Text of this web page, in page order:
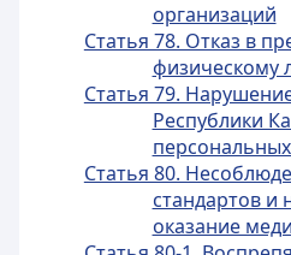
организаций
Статья 78. Отказ в
физическому
Статья 79.
Республики
Статья 80.
стандартов и
оказание